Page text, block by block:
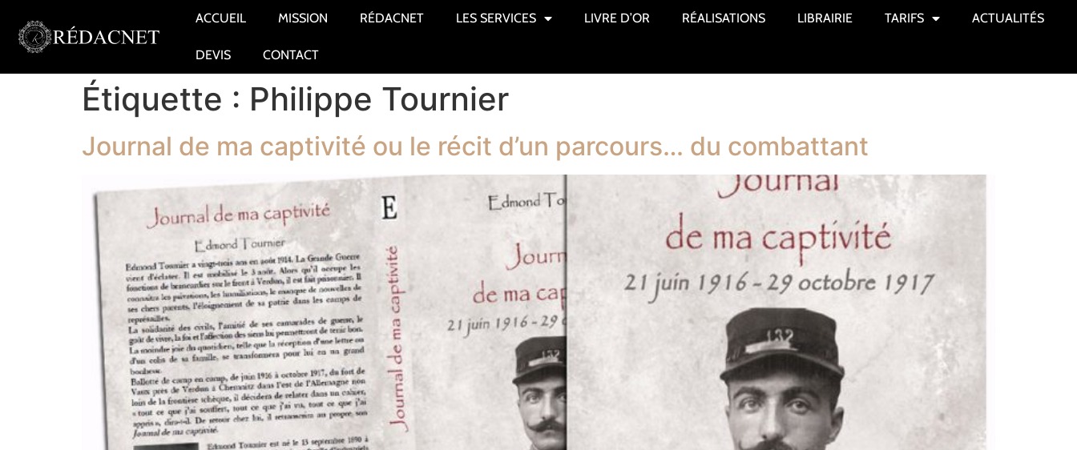
ACCUEIL MISSION RÉDACNET LES SERVICES LIVRE D’OR RÉALISATIONS LIBRAIRIE TARIFS ACTUALITÉS
DEVIS CONTACT
Étiquette : Philippe Tournier
Journal de ma captivité ou le récit d’un parcours… du combattant